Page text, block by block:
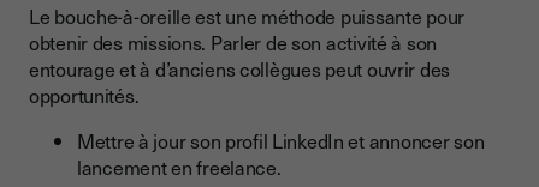
Le bouche-à-oreille est une méthode puissante pour
obtenir des missions. Parler de son activité à son
entourage et à d’anciens collègues peut ouvrir des
opportunités.
Mettre à jour son profil LinkedIn et annoncer son
lancement en freelance.